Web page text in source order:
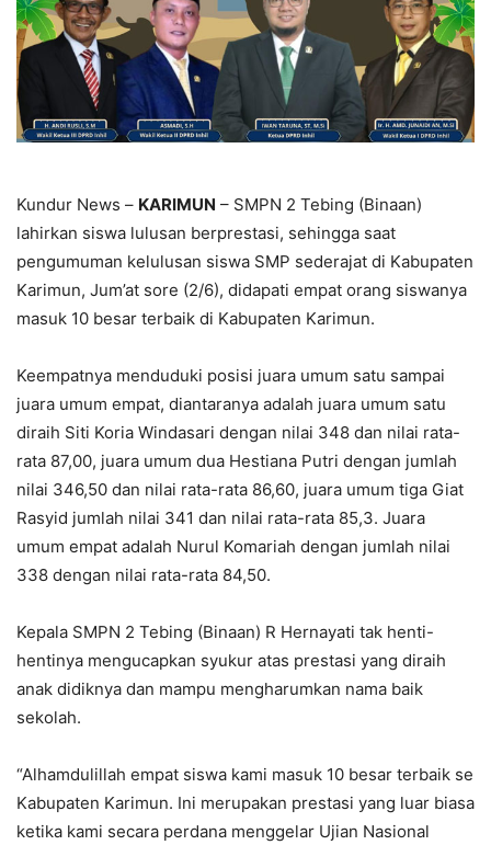
Kundur News – KARIMUN – SMPN 2 Tebing (Binaan)
lahirkan siswa lulusan berprestasi, sehingga saat
pengumuman kelulusan siswa SMP sederajat di Kabupaten
Karimun, Jum’at sore (2/6), didapati empat orang siswanya
masuk 10 besar terbaik di Kabupaten Karimun.
Keempatnya menduduki posisi juara umum satu sampai
juara umum empat, diantaranya adalah juara umum satu
diraih Siti Koria Windasari dengan nilai 348 dan nilai rata-
rata 87,00, juara umum dua Hestiana Putri dengan jumlah
nilai 346,50 dan nilai rata-rata 86,60, juara umum tiga Giat
Rasyid jumlah nilai 341 dan nilai rata-rata 85,3. Juara
umum empat adalah Nurul Komariah dengan jumlah nilai
338 dengan nilai rata-rata 84,50.
Kepala SMPN 2 Tebing (Binaan) R Hernayati tak henti-
hentinya mengucapkan syukur atas prestasi yang diraih
anak didiknya dan mampu mengharumkan nama baik
sekolah.
“Alhamdulillah empat siswa kami masuk 10 besar terbaik se
Kabupaten Karimun. Ini merupakan prestasi yang luar biasa
ketika kami secara perdana menggelar Ujian Nasional